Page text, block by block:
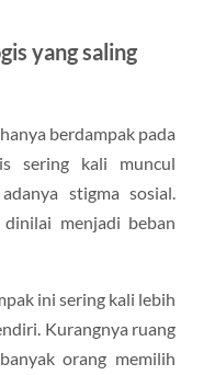
yang saling
berdampak pada
sering kali muncul
stigma sosial.
menjadi beban
ini sering kali lebih
Kurangnya ruang
orang memilih